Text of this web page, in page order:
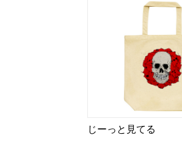
じーっと見てる